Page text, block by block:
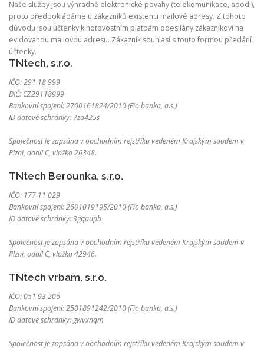
Naše služby jsou výhradně elektronické povahy (telekomunikace, apod.),
proto předpokládáme u zákazníků existenci mailové adresy. Z tohoto
důvodu jsou účtenky k hotovostním platbám odesílány zákazníkovi na
evidovanou mailovou adresu. Zákazník souhlasí s touto formou předání
účtenky.
TNtech, s.r.o.
IČO: 291 18 999
DIČ: CZ29118999
Bankovní spojení: 2700161824/2010 (Fio banka, a.s.)
ID datové schránky: 7za425s
Společnost je zapsána v obchodním rejstříku vedeném Krajským soudem v
Plzni, oddíl C, vložka 26348.
TNtech Berounka, s.r.o.
IČO: 177 11 029
Bankovní spojení: 2601019195/2010 (Fio banka, a.s.)
ID datové schránky: 3gqaupb
Společnost je zapsána v obchodním rejstříku vedeném Krajským soudem v
Plzni, oddíl C, vložka 42946.
TNtech vrbam, s.r.o.
IČO: 051 93 206
Bankovní spojení: 2501891242/2010 (Fio banka, a.s.)
ID datové schránky: gwvxnqm
Společnost je zapsána v obchodním rejstříku vedeném Krajským soudem v